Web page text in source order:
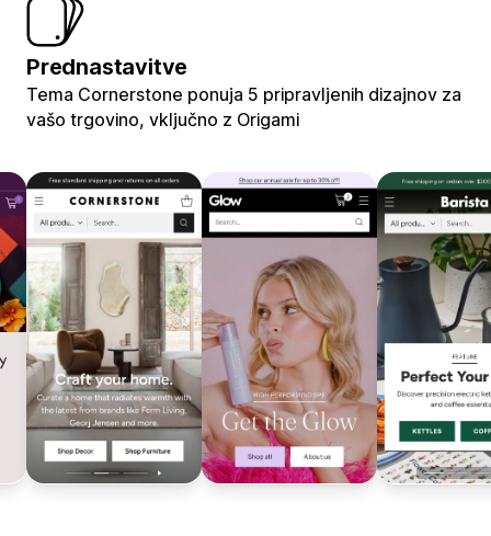
Prednastavitve
Tema Cornerstone ponuja 5 pripravljenih dizajnov za
vašo trgovino, vključno z Origami